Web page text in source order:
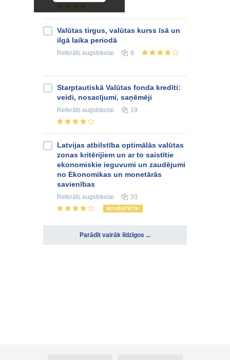
Valūtas tirgus, valūtas kurss īsā un
ilgā laika periodā
Referāts augstskolai 9
Starptautiskā Valūtas fonda kredīti:
veidi, nosacījumi, saņēmēji
Referāts augstskolai 19
Latvijas atbilstība optimālās valūtas
zonas kritērijiem un ar to saistītie
ekonomiskie ieguvumi un zaudējumi
no Ekonomikas un monetārās
savienības
Referāts augstskolai 33
NOVĒRTĒTS!
Parādīt vairāk līdzīgos ...